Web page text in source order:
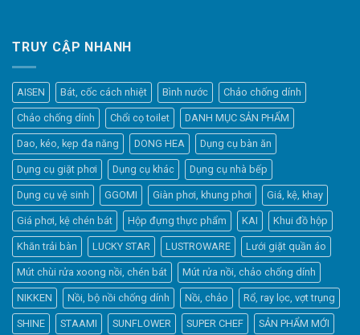
TRUY CẬP NHANH
AISEN Bát, cốc cách nhiệt Bình nước Chảo chống dính
Chảo chống dính Chổi cọ toilet DANH MỤC SẢN PHẨM
Dao, kéo, kẹp đa năng DONG HEA Dụng cụ bàn ăn
Dụng cụ giặt phơi Dụng cụ khác Dụng cụ nhà bếp
Dụng cụ vệ sinh GGOMI Giàn phơi, khung phơi Giá, kệ, khay
Giá phơi, kệ chén bát Hộp đựng thực phẩm KAI Khui đồ hộp
Khăn trải bàn LUCKY STAR LUSTROWARE Lưới giặt quần áo
Mút chùi rửa xoong nồi, chén bát Mút rửa nồi, chảo chống dính
NIKKEN Nồi, bộ nồi chống dính Nồi, chảo Rổ, ray lọc, vợt trụng
SHINE STAAMI SUNFLOWER SUPER CHEF SẢN PHẨM MỚI
Elfsight
Typically replies within a day